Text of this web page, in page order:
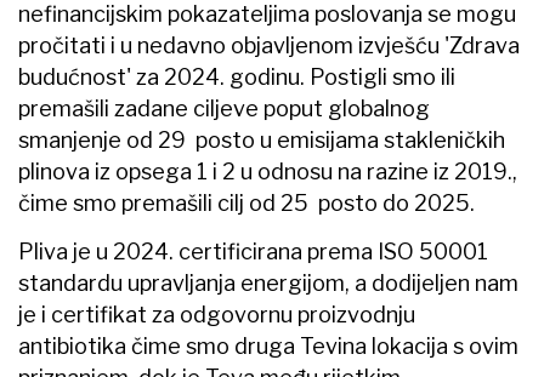
nefinancijskim pokazateljima poslovanja se mogu
pročitati i u nedavno objavljenom izvješću 'Zdrava
budućnost' za 2024. godinu. Postigli smo ili
premašili zadane ciljeve poput globalnog
smanjenje od 29 posto u emisijama stakleničkih
plinova iz opsega 1 i 2 u odnosu na razine iz 2019.,
čime smo premašili cilj od 25 posto do 2025.
Pliva je u 2024. certificirana prema ISO 50001
standardu upravljanja energijom, a dodijeljen nam
je i certifikat za odgovornu proizvodnju
antibiotika čime smo druga Tevina lokacija s ovim